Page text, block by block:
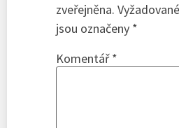
zveřejněna.
jsou označeny *
Komentář*